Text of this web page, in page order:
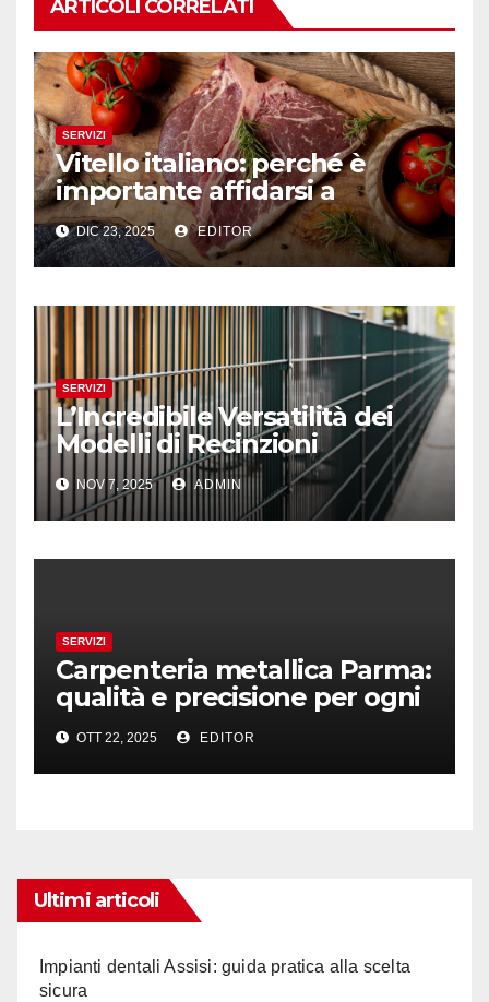
ARTICOLI CORRELATI
SERVIZI
Vitello italiano: perché è
importante affidarsi a
professionisti del settore
DIC 23, 2025 EDITOR
SERVIZI
L’Incredibile Versatilità dei
Modelli di Recinzioni
Modulari: Dal LA01 al LA08
NOV 7, 2025 ADMIN
SERVIZI
Carpenteria metallica Parma:
qualità e precisione per ogni
progetto
OTT 22, 2025 EDITOR
Ultimi articoli
Impianti dentali Assisi: guida pratica alla scelta
sicura